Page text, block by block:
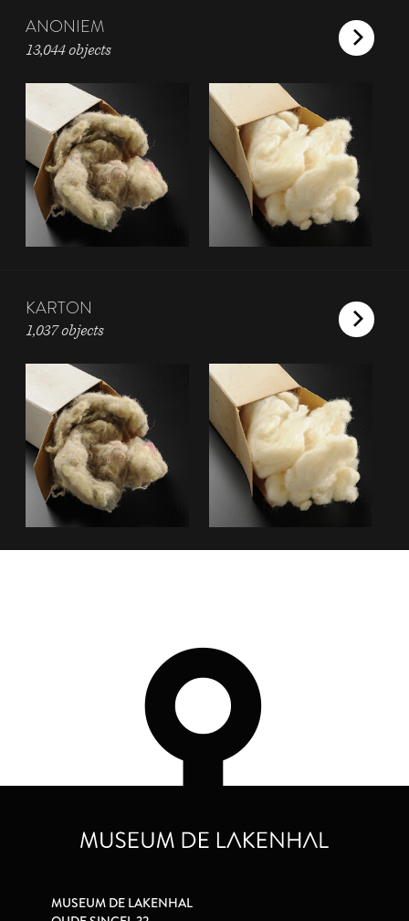
ANONIEM
13,044 objects
KARTON
1,037 objects
MUSEUM DE LAKENHAL